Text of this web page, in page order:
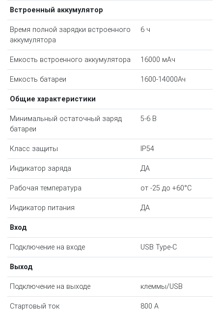
Встроенный аккумулятор
Время полной зарядки встроенного
аккумулятора
6 ч
Емкость встроенного аккумулятора 16000 мAч
Емкость батареи 1600-14000Ач
Общие характеристики
Минимальный остаточный заряд
батареи
5-6 В
Класс защиты IP54
Индикатор заряда ДА
Рабочая температура от -25 до +60°С
Индикатор питания ДА
Вход
Подключение на входе USB Type-C
Выход
Подключение на выходе клеммы/USB
Стартовый ток 800 A